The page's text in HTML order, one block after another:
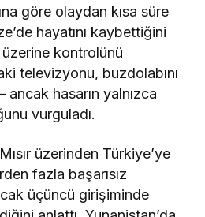
göre olaydan kısa süre
hayatını kaybettiğini
kontrolünü
televizyonu, buzdolabını
hasarın yalnızca
vurguladı.
üzerinden Türkiye’ye
fazla başarısız
üçüncü girişiminde